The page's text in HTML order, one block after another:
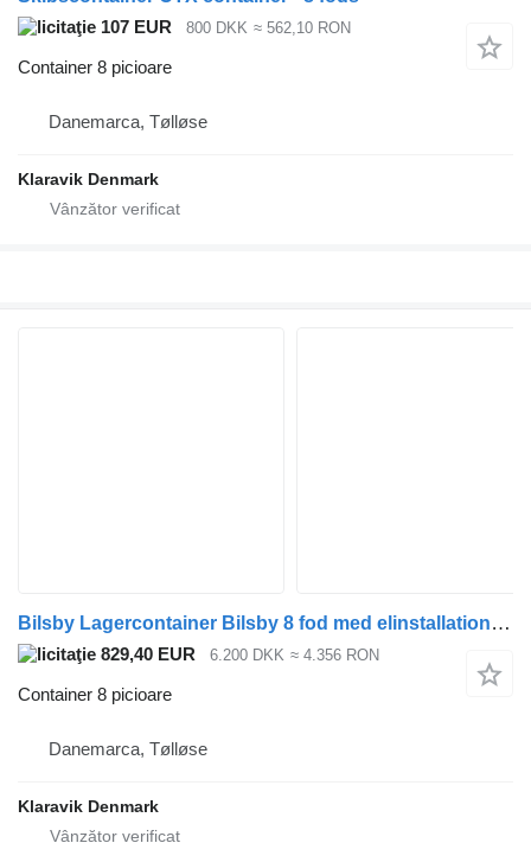
107 EUR
800 DKK ≈ 562,10 RON
Container 8 picioare
Danemarca, Tølløse
Klaravik Denmark
Bilsby Lagercontainer Bilsby 8 fod med elinstallation og reolsystem
829,40 EUR 6.200 DKK ≈ 4.356 RON
Container 8 picioare
Danemarca, Tølløse
Klaravik Denmark